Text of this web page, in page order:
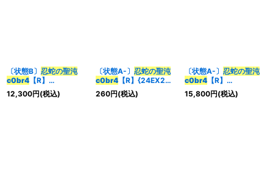
〔状態B〕 忍蛇の聖沌
c0br4 【R】
{24EX3SP4/SP6}
《闇》
12,300円(税込)
〔状態A-〕 忍蛇の聖沌
c0br4【R】{24EX2超
27/超47}《闇》
260円(税込)
〔状態A-〕 忍蛇の聖沌
c0br4【R】
{24EX3SP4/SP6}
《闇》
15,800円(税込)